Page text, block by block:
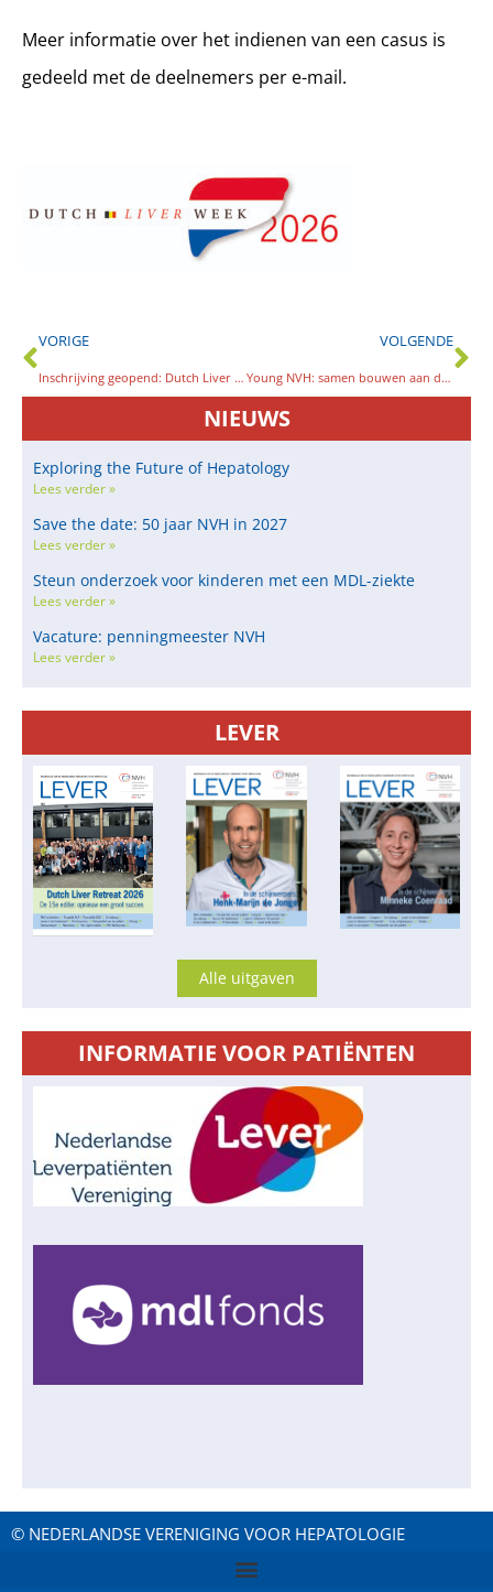
Meer informatie over het indienen van een casus is
gedeeld met de deelnemers per e-mail.
VORIGE
Inschrijving geopend: Dutch Liver Week 23 – 26 juni
VOLGENDE
Young NVH: samen bouwen aan de toekomst van de hepatologie
NIEUWS
Exploring the Future of Hepatology
Lees verder »
Save the date: 50 jaar NVH in 2027
Lees verder »
Steun onderzoek voor kinderen met een MDL-ziekte
Lees verder »
Vacature: penningmeester NVH
Lees verder »
LEVER
Alle uitgaven
INFORMATIE VOOR PATIËNTEN
© NEDERLANDSE VERENIGING VOOR HEPATOLOGIE